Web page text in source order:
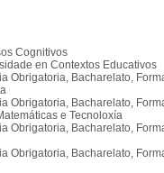
Cognitivos
en Contextos Educativos
Obrigatoria, Bacharelato,
Obrigatoria, Bacharelato,
e Tecnoloxía
Obrigatoria, Bacharelato,
Obrigatoria, Bacharelato,